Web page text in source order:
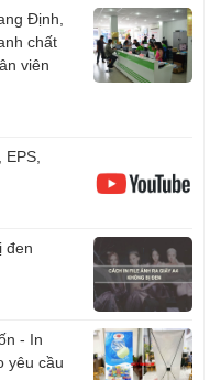
Định,
chất
viên
EPS,
đen
- In
yêu cầu